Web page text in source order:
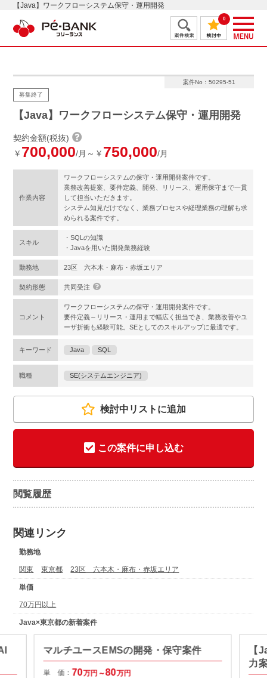
【Java】ワークフローシステム保守・運用開発
0
案件No：50295-51
募集終了
【Java】ワークフローシステム保守・運用開発
契約金額(税抜)
￥ 700,000/月～￥ 750,000/月
作業内容
ワークフローシステムの保守・運用開発案件です。
業務改善提案、要件定義、開発、リリース、運用保守まで一貫
して担当いただきます。
システム知見だけでなく、業務プロセスや経理業務の理解も求
められる案件です。
スキル
・SQLの知識
・Javaを用いた開発業務経験
勤務地 23区 六本木・麻布・赤坂エリア
契約形態 共同受注
コメント
ワークフローシステムの保守・運用開発案件です。
要件定義～リリース・運用まで幅広く担当でき、業務改善やユ
ーザ折衝も経験可能。SEとしてのスキルアップに最適です。
キーワード Java SQL
職種 SE(システムエンジニア)
検討中リストに追加
この案件に申し込む
閲覧履歴
関連リンク
勤務地
関東 東京都 23区 六本木・麻布・赤坂エリア
単価
70万円以上
Java×東京都の新着案件
マルチユースEMSの開発・保守案件
単 価： 70万円～80万円
【
力